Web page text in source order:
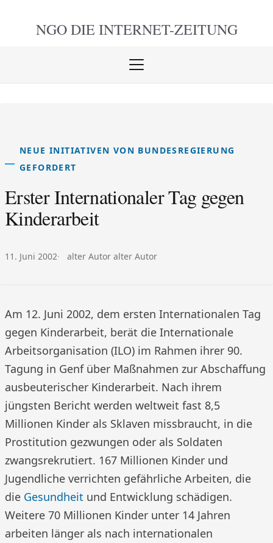
NGO DIE INTERNET-ZEITUNG
Menü
NEUE INITIATIVEN VON BUNDESREGIERUNG
GEFORDERT
Erster Internationaler Tag gegen
Kinderarbeit
Veröffentlicht am:
11. Juni 2002 Autor:
alter Autor alter Autor
Am 12. Juni 2002, dem ersten Internationalen Tag
gegen Kinderarbeit, berät die Internationale
Arbeitsorganisation (ILO) im Rahmen ihrer 90.
Tagung in Genf über Maßnahmen zur Abschaffung
ausbeuterischer Kinderarbeit. Nach ihrem
jüngsten Bericht werden weltweit fast 8,5
Millionen Kinder als Sklaven missbraucht, in die
Prostitution gezwungen oder als Soldaten
zwangsrekrutiert. 167 Millionen Kinder und
Jugendliche verrichten gefährliche Arbeiten, die
die Gesundheit und Entwicklung schädigen.
Weitere 70 Millionen Kinder unter 14 Jahren
arbeiten länger als nach internationalen